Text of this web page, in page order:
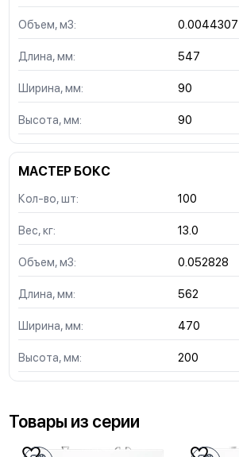
Объем, м3: 0.0044307
Длина, мм: 547
Ширина, мм: 90
Высота, мм: 90
МАСТЕР БОКС
Кол-во, шт: 100
Вес, кг: 13.0
Объем, м3: 0.052828
Длина, мм: 562
Ширина, мм: 470
Высота, мм: 200
Товары из серии